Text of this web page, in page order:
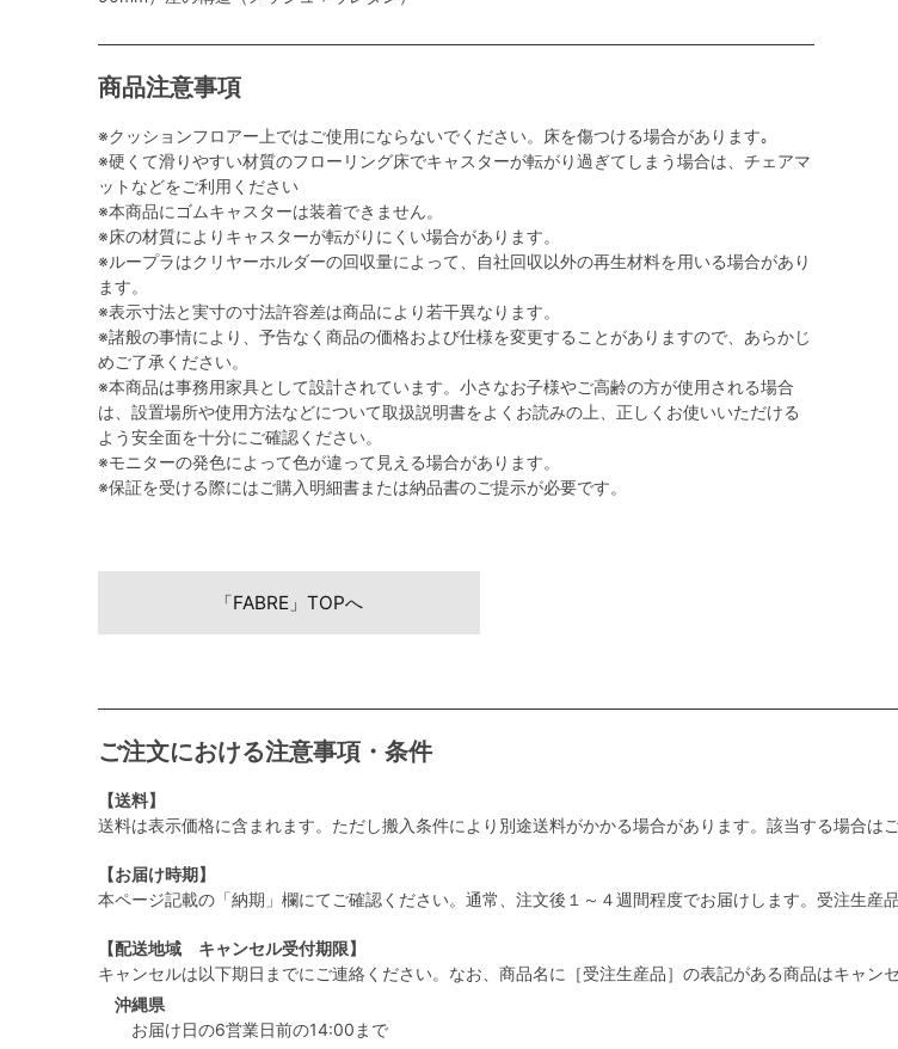
商品注意事項
※クッションフロアー上ではご使用にならないでください。床を傷つける場合があります｡
※硬くて滑りやすい材質のフローリング床でキャスターが転がり過ぎてしまう場合は、チェアマ
ットなどをご利用ください
※本商品にゴムキャスターは装着できません。
※床の材質によりキャスターが転がりにくい場合があります。
※ループラはクリヤーホルダーの回収量によって、自社回収以外の再生材料を用いる場合があり
ます。
※表示寸法と実寸の寸法許容差は商品により若干異なります。
※諸般の事情により、予告なく商品の価格および仕様を変更することがありますので、あらかじ
めご了承ください。
※本商品は事務用家具として設計されています。小さなお子様やご高齢の方が使用される場合
は、設置場所や使用方法などについて取扱説明書をよくお読みの上、正しくお使いいただける
よう安全面を十分にご確認ください。
※モニターの発色によって色が違って見える場合があります。
※保証を受ける際にはご購入明細書または納品書のご提示が必要です。
「FABRE」TOPへ
ご注文における注意事項・条件
【送料】
送料は表示価格に含まれます。ただし搬入条件により別途送料がかかる場合があります。該当する場合は
【お届け時期】
本ページ記載の「納期」欄にてご確認ください。通常、注文後１～４週間程度でお届けします。受注生産
【配送地域 キャンセル受付期限】
キャンセルは以下期日までにご連絡ください。なお、商品名に［受注生産品］の表記がある商品はキャンセ
沖縄県
お届け日の6営業日前の14:00まで